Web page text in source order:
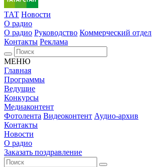
ТАТ Новости
О радио
О радио Руководство Коммерческий отдел
Контакты Реклама
МЕНЮ
Главная
Программы
Ведущие
Конкурсы
Медиаконтент
Фотолента Видеоконтент Аудио-архив
Контакты
Новости
О радио
Заказать поздравление